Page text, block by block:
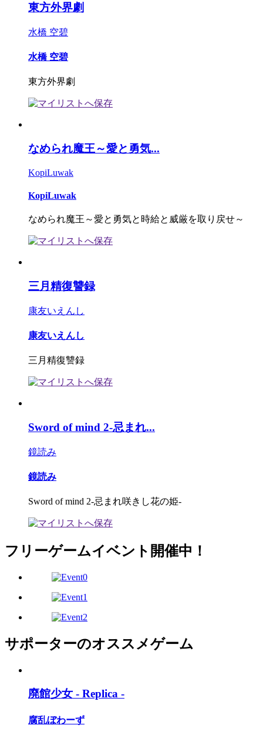
東方外界劇
水橋 空碧
水橋 空碧
東方外界劇
なめられ魔王～愛と勇気...
KopiLuwak
KopiLuwak
なめられ魔王～愛と勇気と時給と威厳を取り戻せ～
三月精復讐録
康友いえんし
康友いえんし
三月精復讐録
Sword of mind 2-忌まれ...
鏡読み
鏡読み
Sword of mind 2-忌まれ咲きし花の姫-
フリーゲームイベント開催中！
サポーターのオススメゲーム
廃館少女 - Replica -
腐乱ぼわーず